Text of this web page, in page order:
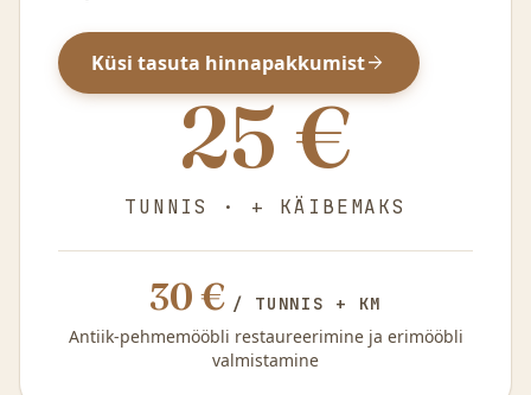
Küsi tasuta hinnapakkumistarrow_forward
25 €
TUNNIS · + KÄIBEMAKS
30 € / TUNNIS + KM
Antiik-pehmemööbli restaureerimine ja erimööbli
valmistamine